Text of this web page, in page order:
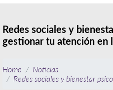
Redes sociales y
gestionar tu atención en
Home
Noticias
Redes sociales y bienestar